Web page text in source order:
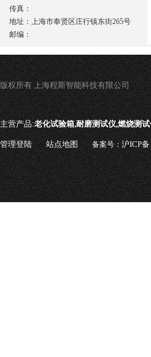
传真：
地址：上海市奉贤区庄行镇东街265号
邮编：
版权所有 上海程斯智能科技有限公司
主营产品:老化试验箱,耐磨测试仪,燃烧测
管理登陆 站点地图 备案号：沪ICP